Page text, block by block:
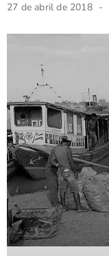
27 de abril de 2018